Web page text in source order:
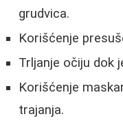
grudvica.
Korišćenje
Trljanje očiju dok
Korišćenje
trajanja.